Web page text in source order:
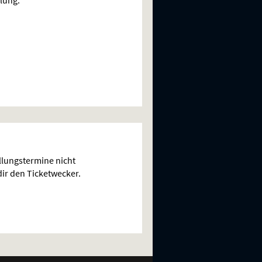
nicht
den Ticketwecker.